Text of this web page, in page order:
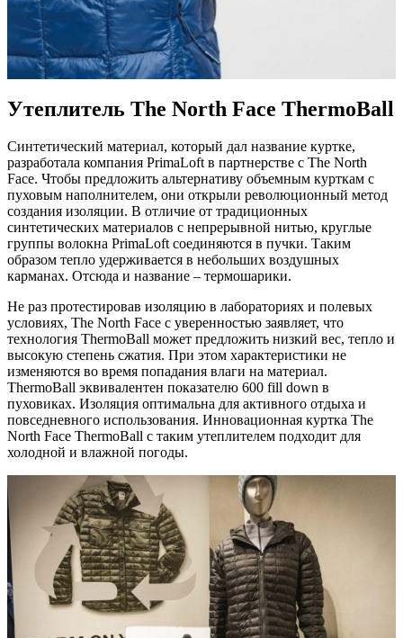
Утеплитель The North Face ThermoBall
Синтетический материал, который дал название куртке,
разработала компания PrimaLoft в партнерстве с The North
Face. Чтобы предложить альтернативу объемным курткам с
пуховым наполнителем, они открыли революционный метод
создания изоляции. В отличие от традиционных
синтетических материалов с непрерывной нитью, круглые
группы волокна PrimaLoft соединяются в пучки. Таким
образом тепло удерживается в небольших воздушных
карманах. Отсюда и название – термошарики.
Не раз протестировав изоляцию в лабораториях и полевых
условиях, The North Face с уверенностью заявляет, что
технология ThermoBall может предложить низкий вес, тепло и
высокую степень сжатия. При этом характеристики не
изменяются во время попадания влаги на материал.
ThermoBall эквивалентен показателю 600 fill down в
пуховиках. Изоляция оптимальна для активного отдыха и
повседневного использования. Инновационная куртка The
North Face ThermoBall с таким утеплителем подходит для
холодной и влажной погоды.